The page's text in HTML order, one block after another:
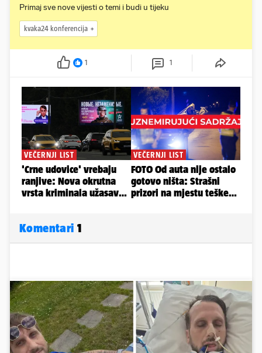
Primaj sve nove vijesti o temi i budi u tijeku
kvaka24 konferencija
1 1
Komentari 1